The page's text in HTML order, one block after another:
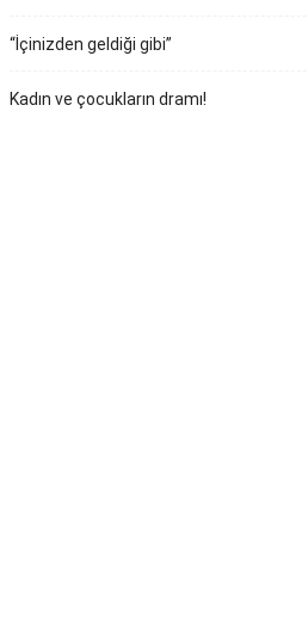
“İçinizden geldiği gibi”
Kadın ve çocukların dramı!